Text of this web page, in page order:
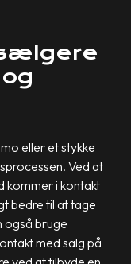
eller et stykke
Ved at
kommer i kontakt
bedre til at tage
også bruge
med salg på